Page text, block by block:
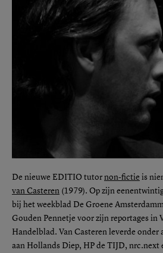
Editio Producties
Mijn Editio
De nieuwe EDITIO tutor non-fictie is
van Casteren (1979). Op zijn
bij het weekblad De Groene
Gouden Pennetje voor zijn reportages in
Handelblad. Van Casteren leverde onder
aan Hollands Diep, HP de TIJD, nrc.next